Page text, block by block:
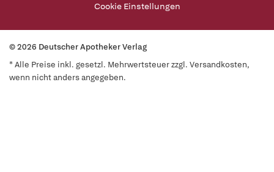
Cookie Einstellungen
© 2026 Deutscher Apotheker Verlag
* Alle Preise inkl. gesetzl. Mehrwertsteuer zzgl. Versandkosten,
wenn nicht anders angegeben.